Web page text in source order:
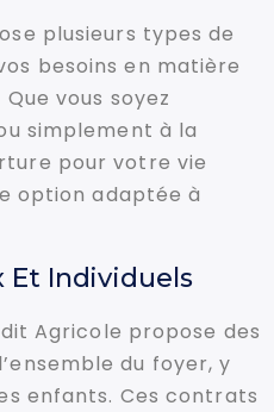
plusieurs types de
besoins en matière
vous soyez
simplement à la
pour votre vie
option adaptée à
Et Individuels
Agricole propose des
du foyer, y
enfants. Ces contrats